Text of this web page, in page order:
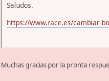
Saludos.
https://www.race.es/cambiar-
Muchas gracias por la pronta